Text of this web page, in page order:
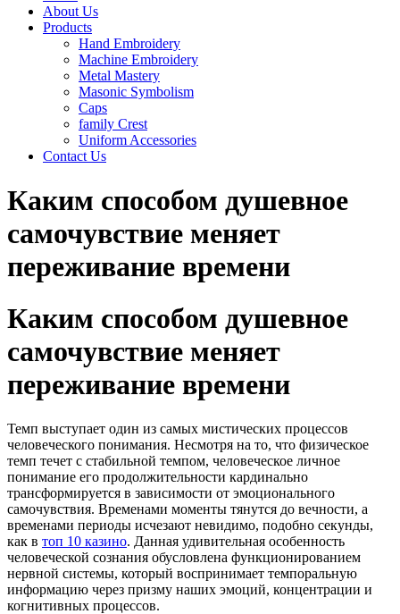
About Us
Products
Hand Embroidery
Machine Embroidery
Metal Mastery
Masonic Symbolism
Caps
family Crest
Uniform Accessories
Contact Us
Каким способом душевное
самочувствие меняет
переживание времени
Каким способом душевное
самочувствие меняет
переживание времени
Темп выступает один из самых мистических процессов
человеческого понимания. Несмотря на то, что физическое
темп течет с стабильной темпом, человеческое личное
понимание его продолжительности кардинально
трансформируется в зависимости от эмоционального
самочувствия. Временами моменты тянутся до вечности, а
временами периоды исчезают невидимо, подобно секунды,
как в топ 10 казино. Данная удивительная особенность
человеческой сознания обусловлена функционированием
нервной системы, который воспринимает темпоральную
информацию через призму наших эмоций, концентрации и
когнитивных процессов.